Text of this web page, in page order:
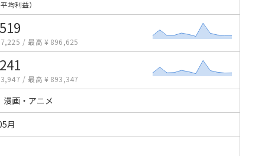
平均利益）
/ 最高 ¥ 896,625
/ 最高 ¥ 893,347
漫画・アニメ
月